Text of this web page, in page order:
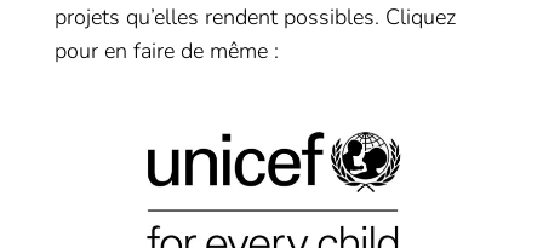
projets qu’elles rendent possibles. Cliquez
pour en faire de même :